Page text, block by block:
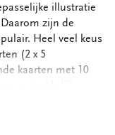
illustratie
zijn de
Heel veel keus
(2 x 5
kaarten met 10
staan de
u snel de kaart die